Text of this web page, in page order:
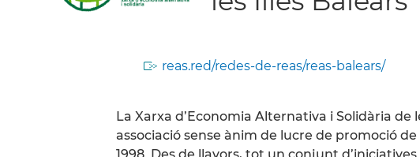
reas.red/redes-de-reas/reas-balears/
La Xarxa d’Economia Alternativa i Solidària de
associació sense ànim de lucre de promoció
1998. Des de llavors, tot un conjunt